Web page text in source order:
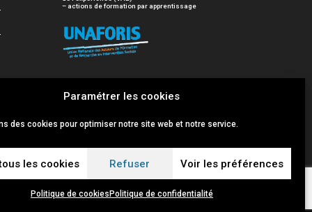
Paramétrer les cookies
des cookies pour optimiser notre site web et notre service.
les cookies Refuser Voir les préférences
Politique de cookies Politique de confidentialité
– actions de formation par apprentissage